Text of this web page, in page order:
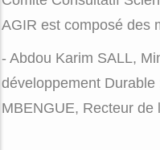
Comité Consultatif
AGIR est composé des
- Abdou Karim SALL,
développement
MBENGUE, Recteur